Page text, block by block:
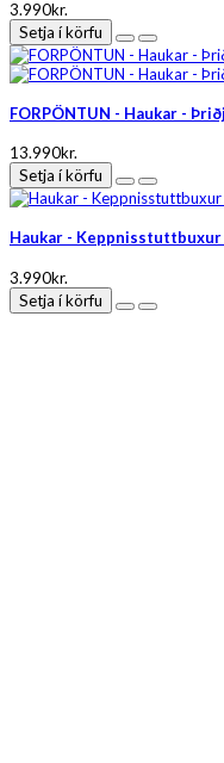
3.990kr.
Setja í körfu
FORPÖNTUN - Haukar -
13.990kr.
Setja í körfu
Haukar - Keppnisstuttbuxur
3.990kr.
Setja í körfu